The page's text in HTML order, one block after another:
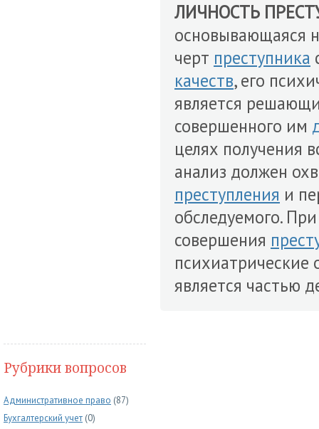
Рубрики вопросов
Административное право (87)
Бухгалтерский учет (0)
ЛИЧНОСТЬ
основывающаяся
черт преступника
качеств, его
является
совершенного им
целях получения
анализ должен
преступления и
обследуемого.
совершения
психиатрические
является частью